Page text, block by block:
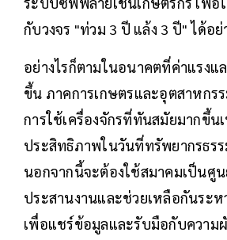
กับวงจร "ท่วม 3 ปี แล้ง 3 ปี" ได้อย่
อย่างไรก็ตามในอนาคตที่ค่าแรงแ
ขึ้น ภาคการเกษตรและอุตสาหกรร
การใช้เครื่องจักรที่ทันสมัยมากขึ้น
ประสิทธิภาพในวันที่ทรัพยากรธร
นอกจากนี้จะต้องใช้สมาคมเป็นศูน
ประสานงานและช่วยเหลือกันระห
เพื่อแชร์ข้อมูลและรับมือกับความ